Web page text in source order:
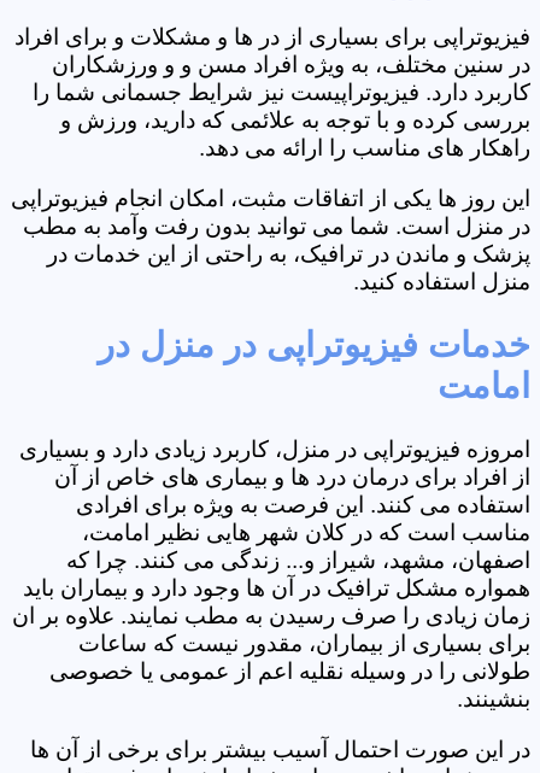
فیزیوتراپی برای بسیاری از در ها و مشکلات و برای افراد
در سنین مختلف، به ویژه افراد مسن و و ورزشکاران
کاربرد دارد. فیزیوتراپیست نیز شرایط جسمانی شما را
بررسی کرده و با توجه به علائمی که دارید، ورزش و
راهکار های مناسب را ارائه می دهد.
این روز ها یکی از اتفاقات مثبت، امکان انجام فیزیوتراپی
در منزل است. شما می توانید بدون رفت وآمد به مطب
پزشک و ماندن در ترافیک، به راحتی از این خدمات در
منزل استفاده کنید.
خدمات فیزیوتراپی در منزل در
امامت
امروزه فیزیوتراپی در منزل، کاربرد زیادی دارد و بسیاری
از افراد برای درمان درد ها و بیماری های خاص از آن
استفاده می کنند. این فرصت به ویژه برای افرادی
مناسب است که در کلان شهر هایی نظیر امامت،
اصفهان، مشهد، شیراز و... زندگی می کنند. چرا که
همواره مشکل ترافیک در آن ها وجود دارد و بیماران باید
زمان زیادی را صرف رسیدن به مطب نمایند. علاوه بر ان
برای بسیاری از بیماران، مقدور نیست که ساعات
طولانی را در وسیله نقلیه اعم از عمومی یا خصوصی
بنشینند.
در این صورت احتمال آسیب بیشتر برای برخی از آن ها